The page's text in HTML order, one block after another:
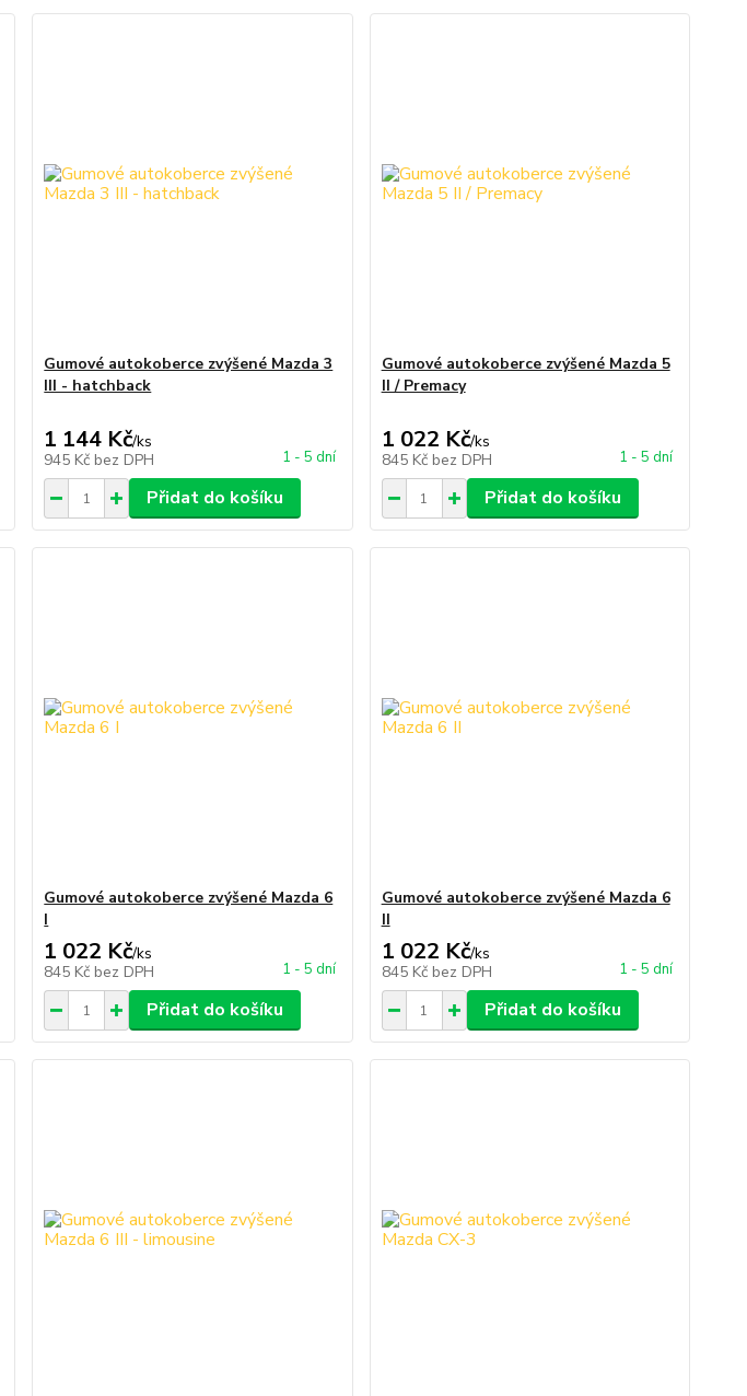
Gumové autokoberce zvýšené Mazda 3
III - hatchback
1 144 Kč/ks
945 Kč bez DPH 1 - 5 dní
Přidat do košíku
Gumové autokoberce zvýšené Mazda 5
II / Premacy
1 022 Kč/ks
845 Kč bez DPH 1 - 5 dní
Přidat do košíku
Gumové autokoberce zvýšené Mazda 6
I
1 022 Kč/ks
845 Kč bez DPH 1 - 5 dní
Přidat do košíku
Gumové autokoberce zvýšené Mazda 6
II
1 022 Kč/ks
845 Kč bez DPH 1 - 5 dní
Přidat do košíku